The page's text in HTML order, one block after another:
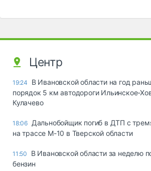
Центр
19:24
В Ивановской области на год
порядок 5 км автодороги Ильинское-
Кулачево
18:06 Дальнобойщик погиб в ДТП с
на трассе М-10 в Тверской области
11:50
В Ивановской области за неделю
бензин